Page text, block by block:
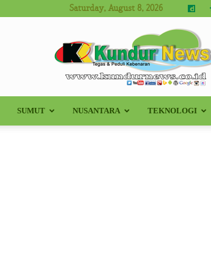
Saturday, August 8, 2026
Kundur
SUMUT NUSANTARA TEKNOLOGI